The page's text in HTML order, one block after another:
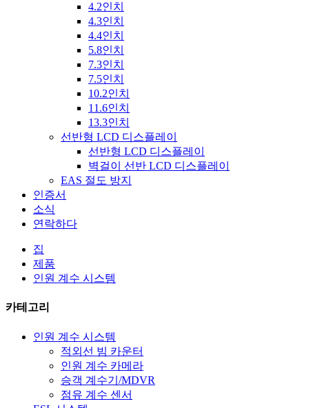
4.2인치
4.3인치
4.4인치
5.8인치
7.3인치
7.5인치
10.2인치
11.6인치
13.3인치
선반형 LCD 디스플레이
선반형 LCD 디스플레이
벽걸이 선반 LCD 디스플레이
EAS 절도 방지
인증서
소식
연락하다
집
제품
인원 계수 시스템
카테고리
인원 계수 시스템
적외선 빔 카운터
인원 계수 카메라
승객 계수기/MDVR
점유 계수 센서